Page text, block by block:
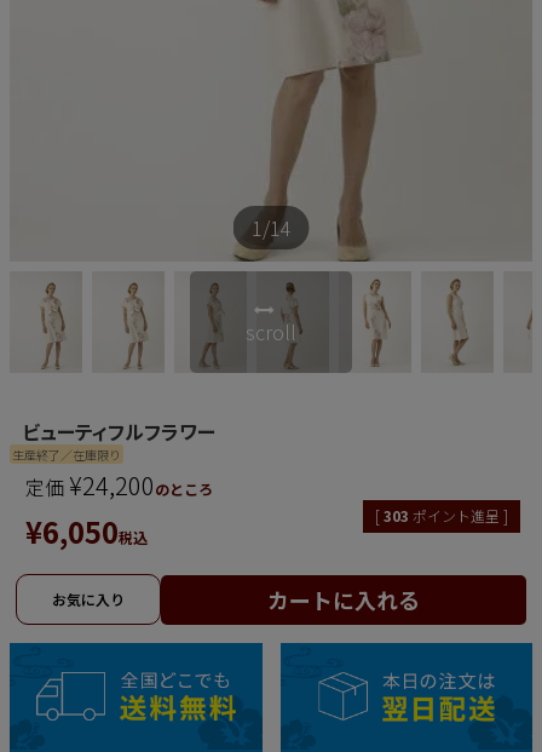
1 /14
scroll
ビューティフルフラワー
生産終了／在庫限り
定価 ¥24,200のところ
¥6,050税込
[303 ポイント進呈 ]
カートに入れる